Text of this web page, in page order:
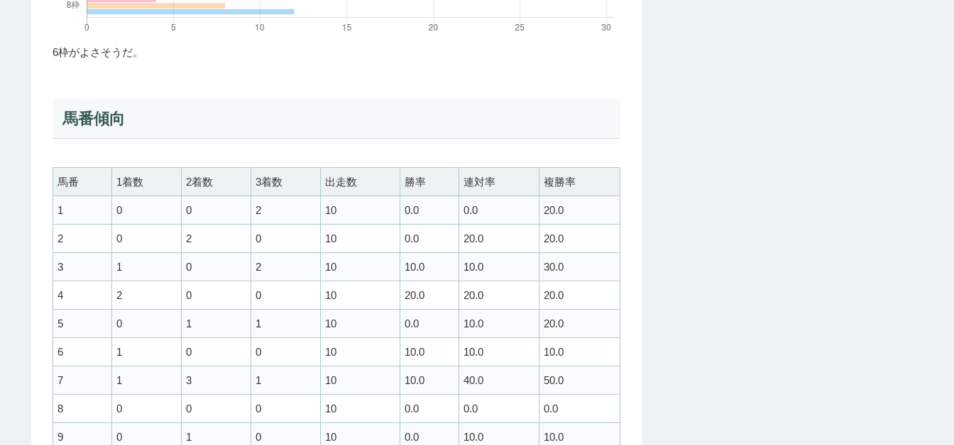
6枠がよさそうだ。
馬番傾向
馬番 1着数 2着数 3着数 出走数 勝率 連対率 複勝率
1 0 0 2 10 0.0 0.0 20.0
2 0 2 0 10 0.0 20.0 20.0
3 1 0 2 10 10.0 10.0 30.0
4 2 0 0 10 20.0 20.0 20.0
5 0 1 1 10 0.0 10.0 20.0
6 1 0 0 10 10.0 10.0 10.0
7 1 3 1 10 10.0 40.0 50.0
8 0 0 0 10 0.0 0.0 0.0
9 0 1 0 10 0.0 10.0 10.0